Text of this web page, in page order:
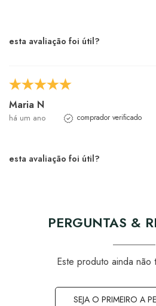
esta avaliação foi útil?
Maria N
há um ano comprador verificado
esta avaliação foi útil?
PERGUNTAS &
Este produto ainda não
SEJA O PRIMEIRO A